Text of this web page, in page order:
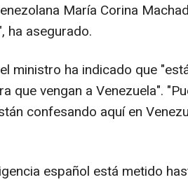
María Corina
ha asegurado.
ministro ha indicado que
que vengan a Venezuela".
confesando aquí en
español está metido